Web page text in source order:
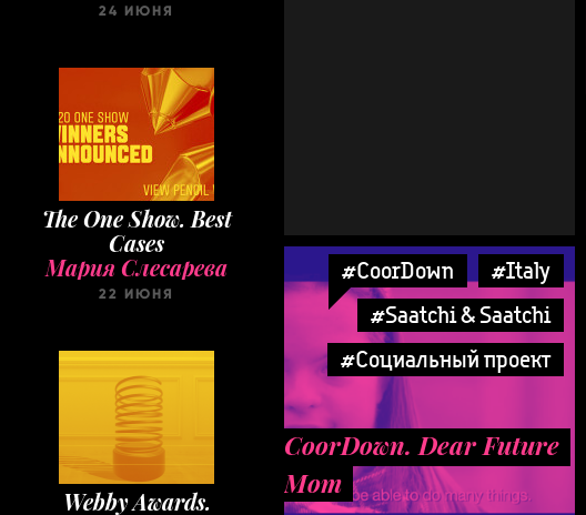
24 ИЮНЯ
The One Show. Best
Cases
Мария Слесарева
22 ИЮНЯ
Webby Awards.
#CoorDown
#Italy
#Saatchi & Saatchi
#Социальный проект
CoorDown. Dear Future
Mom